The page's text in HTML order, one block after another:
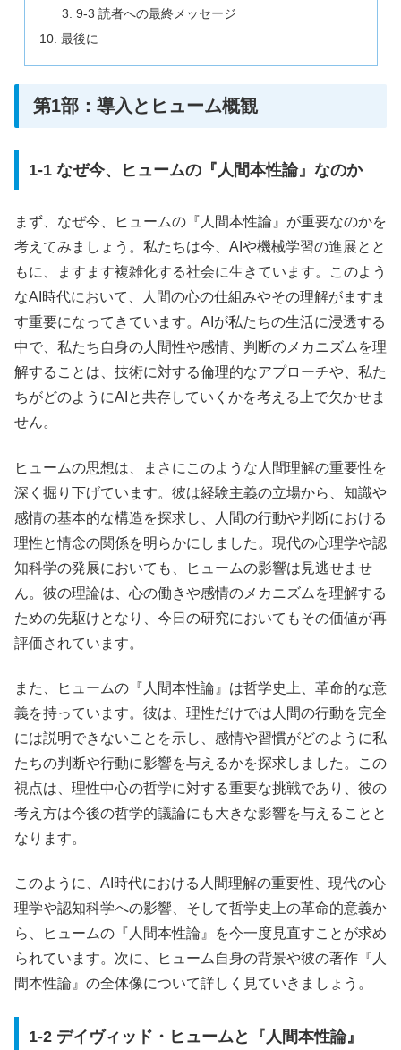
9-3 読者への最終メッセージ
最後に
第1部：導入とヒューム概観
1-1 なぜ今、ヒュームの『人間本性論』なのか
まず、なぜ今、ヒュームの『人間本性論』が重要なのかを
考えてみましょう。私たちは今、AIや機械学習の進展とと
もに、ますます複雑化する社会に生きています。このよう
なAI時代において、人間の心の仕組みやその理解がますま
す重要になってきています。AIが私たちの生活に浸透する
中で、私たち自身の人間性や感情、判断のメカニズムを理
解することは、技術に対する倫理的なアプローチや、私た
ちがどのようにAIと共存していくかを考える上で欠かせま
せん。
ヒュームの思想は、まさにこのような人間理解の重要性を
深く掘り下げています。彼は経験主義の立場から、知識や
感情の基本的な構造を探求し、人間の行動や判断における
理性と情念の関係を明らかにしました。現代の心理学や認
知科学の発展においても、ヒュームの影響は見逃せませ
ん。彼の理論は、心の働きや感情のメカニズムを理解する
ための先駆けとなり、今日の研究においてもその価値が再
評価されています。
また、ヒュームの『人間本性論』は哲学史上、革命的な意
義を持っています。彼は、理性だけでは人間の行動を完全
には説明できないことを示し、感情や習慣がどのように私
たちの判断や行動に影響を与えるかを探求しました。この
視点は、理性中心の哲学に対する重要な挑戦であり、彼の
考え方は今後の哲学的議論にも大きな影響を与えることと
なります。
このように、AI時代における人間理解の重要性、現代の心
理学や認知科学への影響、そして哲学史上の革命的意義か
ら、ヒュームの『人間本性論』を今一度見直すことが求め
られています。次に、ヒューム自身の背景や彼の著作『人
間本性論』の全体像について詳しく見ていきましょう。
1-2 デイヴィッド・ヒュームと『人間本性論』